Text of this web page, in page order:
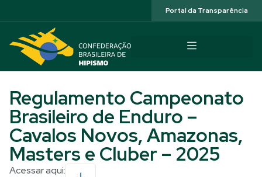
Portal da Transparência
Regulamento Campeonato
Brasileiro de Enduro –
Cavalos Novos, Amazonas,
Masters e Cluber – 2025
Acessar aqui: